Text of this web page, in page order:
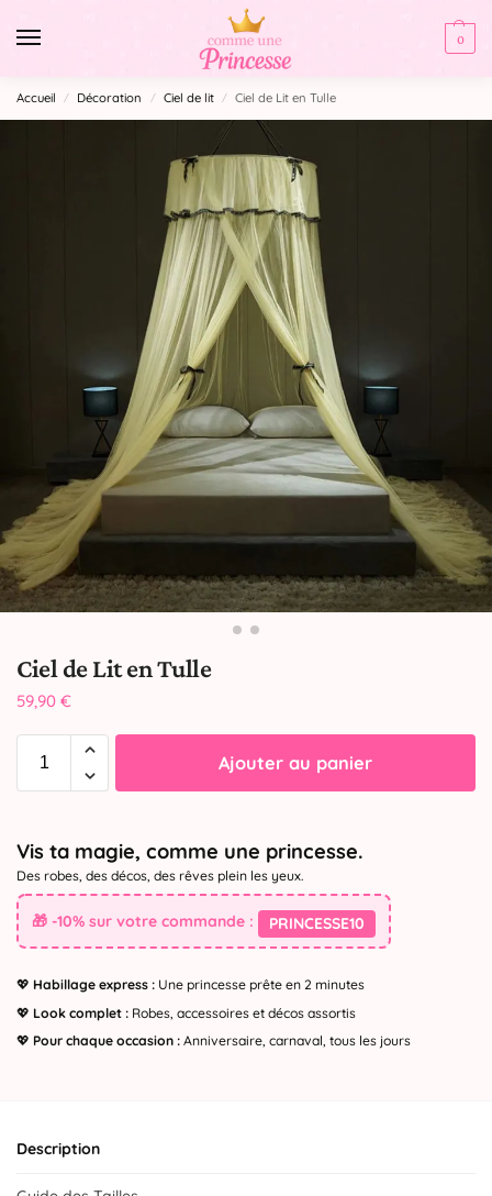
0
Accueil / Décoration / Ciel de lit / Ciel de Lit en Tulle
Ciel de Lit en Tulle
59,90 €
Ajouter au panier
Vis ta magie, comme une princesse.
Des robes, des décos, des rêves plein les yeux.
🎁 -10% sur votre commande : PRINCESSE10
💖 Habillage express : Une princesse prête en 2 minutes
💖 Look complet : Robes, accessoires et décos assortis
💖 Pour chaque occasion : Anniversaire, carnaval, tous les jours
Description